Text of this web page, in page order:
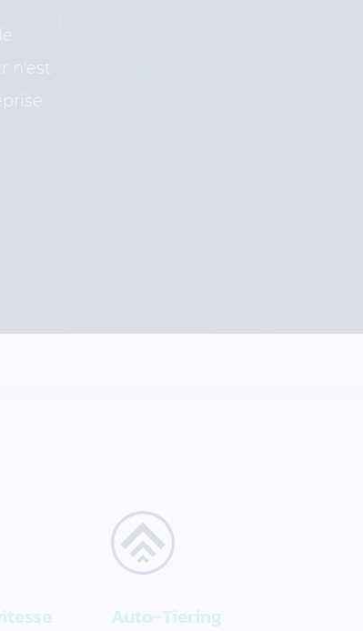
n'est
Auto-Tiering